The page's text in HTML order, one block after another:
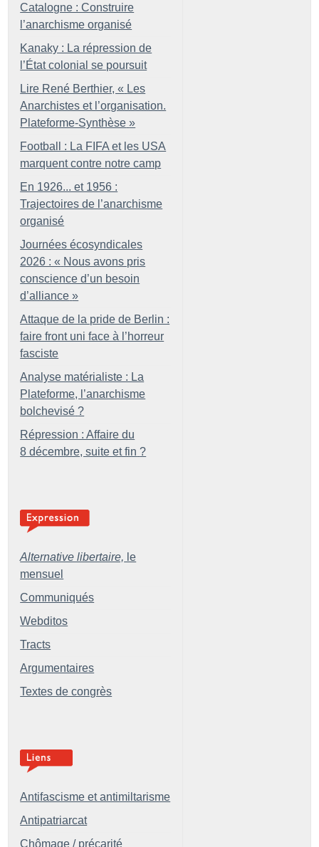
Catalogne : Construire
l’anarchisme organisé
Kanaky : La répression de
l’État colonial se poursuit
Lire René Berthier, « Les
Anarchistes et l’organisation.
Plateforme-Synthèse »
Football : La FIFA et les USA
marquent contre notre camp
En 1926... et 1956 :
Trajectoires de l’anarchisme
organisé
Journées écosyndicales
2026 : « Nous avons pris
conscience d’un besoin
d’alliance »
Attaque de la pride de Berlin :
faire front uni face à l’horreur
fasciste
Analyse matérialiste : La
Plateforme, l’anarchisme
bolchevisé ?
Répression : Affaire du
8 décembre, suite et fin ?
Alternative libertaire, le
mensuel
Communiqués
Webditos
Tracts
Argumentaires
Textes de congrès
Antifascisme et antimiltarisme
Antipatriarcat
Chômage / précarité